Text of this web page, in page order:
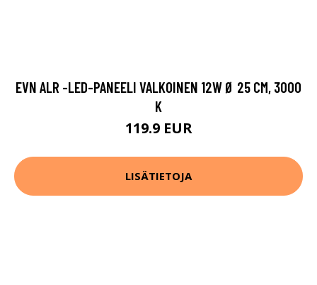
EVN ALR -LED-PANEELI VALKOINEN 12W Ø 25 CM, 3000
K
119.9 EUR
LISÄTIETOJA